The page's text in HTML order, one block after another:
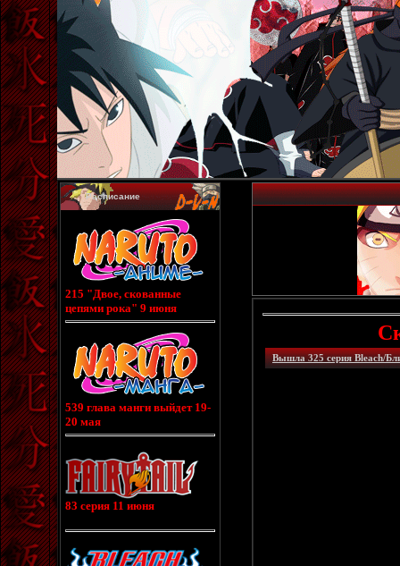
Расписание
215 "Двое, скованные
цепями рока" 9 июня
539 глава манги выйдет 19-
20 мая
83 серия 11 июня
Вышла 325 серия Bleach/